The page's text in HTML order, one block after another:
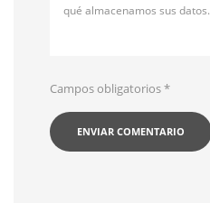
qué almacenamos sus datos.
Campos obligatorios*